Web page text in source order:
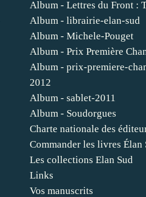
Album - Lettres du Front :
Album - librairie-elan-sud
Album - Michele-Pouget
Album - Prix Première
Album - prix-premiere-
2012
Album - sablet-2011
Album - Soudorgues
Charte nationale des
Commander les livres Élan
Les collections Elan Sud
Links
Vos manuscrits